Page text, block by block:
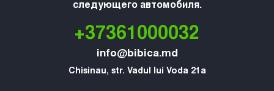
следующего автомобиля.
+37361000032
info@bibica.md
Chisinau, str. Vadul lui Voda 21a